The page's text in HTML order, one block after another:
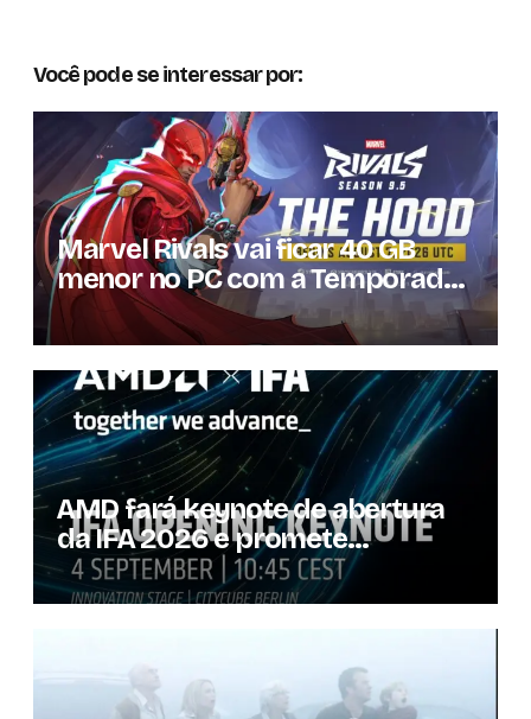
Você pode se interessar por:
Marvel Rivals vai ficar 40 GB
menor no PC com a Temporada
9.5
AMD fará keynote de abertura
da IFA 2026 e promete
novidades para os
consumidores